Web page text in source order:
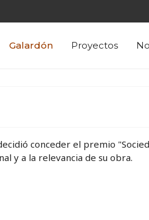
Galardón Proyectos
conceder el premio
y a la relevancia de su obra.